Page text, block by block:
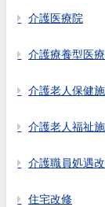
介護医療院
介護療養型医
介護老人保健
介護老人福祉
介護職員処遇
住宅改修